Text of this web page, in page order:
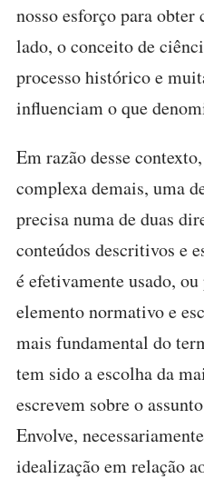
nosso esforço para
lado, o conceito de
processo histórico e
influenciam o que
Em razão desse
complexa demais, uma
precisa numa de duas
conteúdos descritivos e
é efetivamente usado,
elemento normativo e
mais fundamental do
tem sido a escolha da
escrevem sobre o
Envolve,
idealização em relação